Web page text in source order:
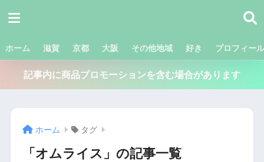
ホーム 滋賀 京都 大阪 その他地域 好き プロフィール
記事内に商品プロモーションを含む場合があります
ホーム タグ
「オムライス」の記事一覧